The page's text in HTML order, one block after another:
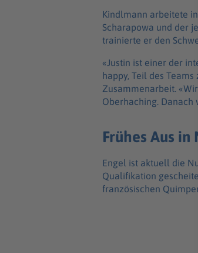
Kindlmann arbeitete
Scharapowa und der
trainierte er den
«Justin ist einer der
happy, Teil des
Zusammenarbeit.
Oberhaching. Danach
Frühes Aus
Engel ist aktuell die
Qualifikation
französischen Quimper